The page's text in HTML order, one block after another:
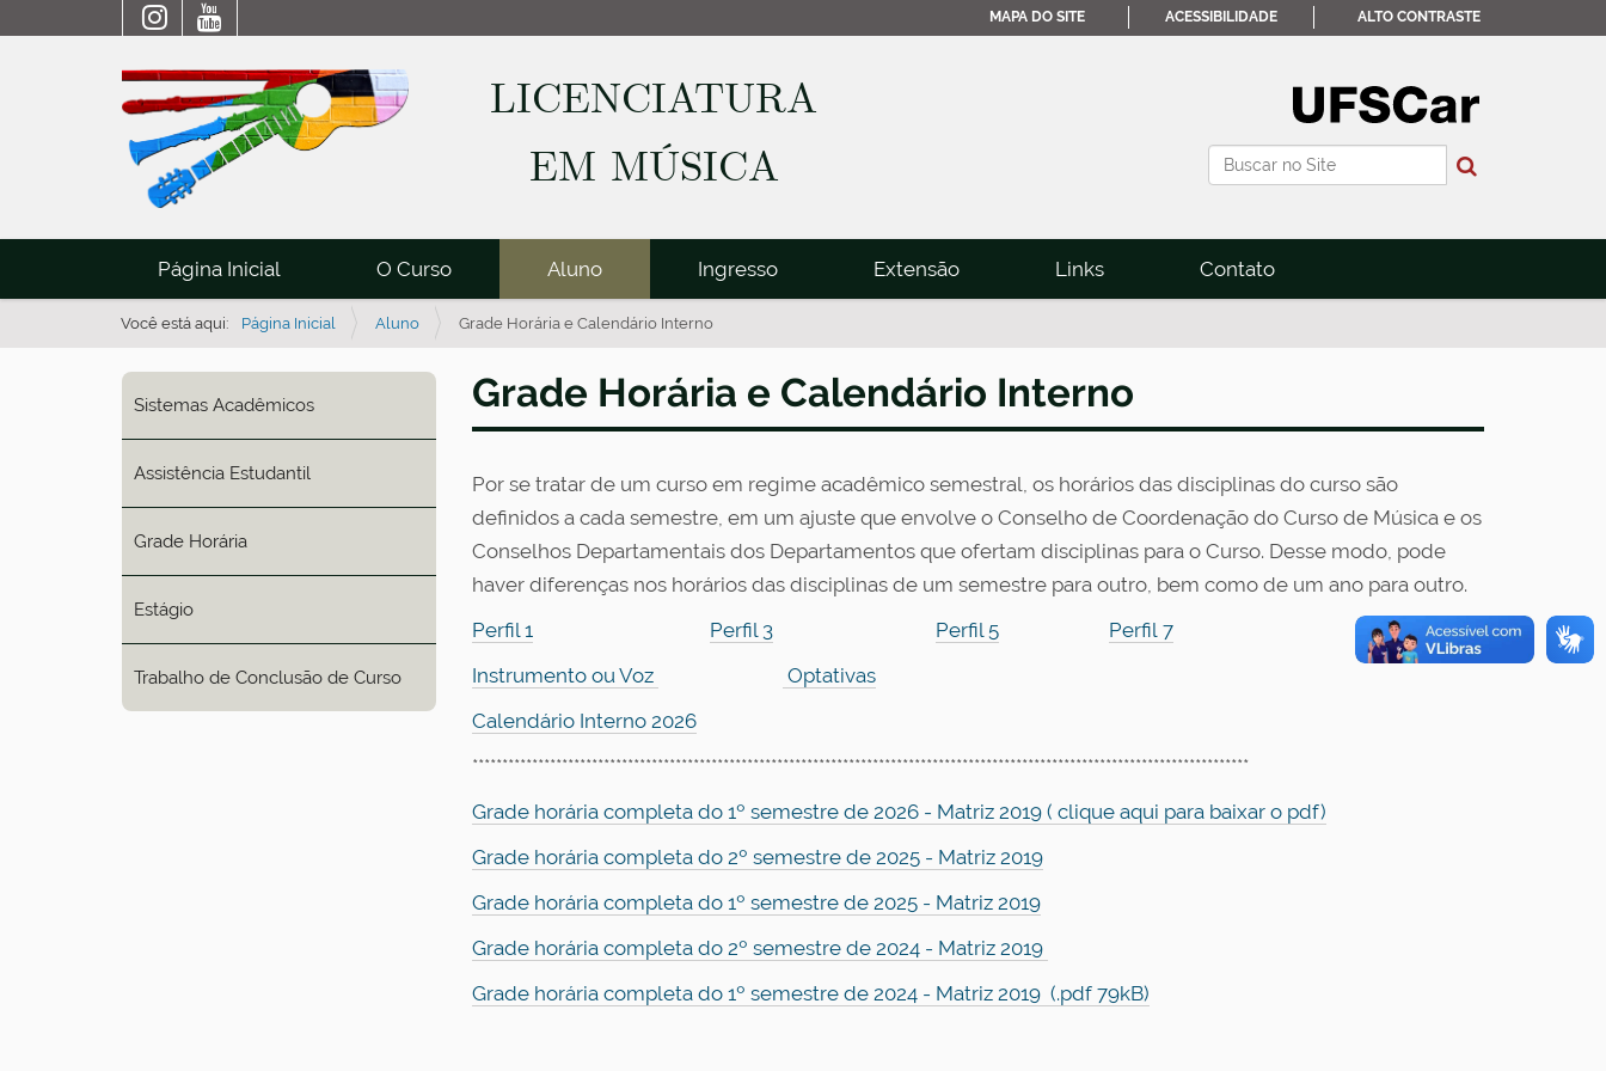
LICENCIATURA
EM MÚSICA
Busca
MAPA DO SITE ACESSIBILIDADE ALTO CONTRASTE
Página Inicial O Curso Aluno Ingresso Extensão Links Contato
Você está aqui: Página Inicial Aluno Grade Horária e Calendário Interno
Sistemas Acadêmicos
Assistência Estudantil
Grade Horária
Estágio
Trabalho de Conclusão de Curso
Grade Horária e Calendário Interno
Por se tratar de um curso em regime acadêmico semestral, os horários das disciplinas do curso são
definidos a cada semestre, em um ajuste que envolve o Conselho de Coordenação do Curso de Música e os
Conselhos Departamentais dos Departamentos que ofertam disciplinas para o Curso. Desse modo, pode
haver diferenças nos horários das disciplinas de um semestre para outro, bem como de um ano para outro.
Perfil 1
Perfil 3 Perfil 5
Perfil 7
Instrumento ou Voz
Optativas
Calendário Interno 2026
**********************************************************************************************************************************
Grade horária completa do 1º semestre de 2026 - Matriz 2019 ( clique aqui para baixar o pdf)
Grade horária completa do 2º semestre de 2025 - Matriz 2019
Grade horária completa do 1º semestre de 2025 - Matriz 2019
Grade horária completa do 2º semestre de 2024 - Matriz 2019
Grade horária completa do 1º semestre de 2024 - Matriz 2019 (.pdf 79kB)